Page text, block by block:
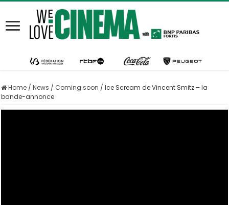
Home / News / Coming soon / Ice Scream de Vincent Smitz – la
bande-annonce